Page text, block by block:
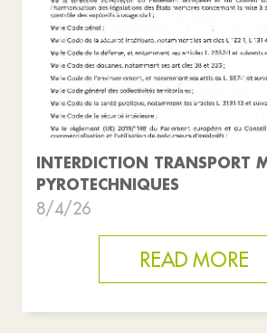
INTERDICTION TRANSPORT
PYROTECHNIQUES
8/4/26
READ MORE